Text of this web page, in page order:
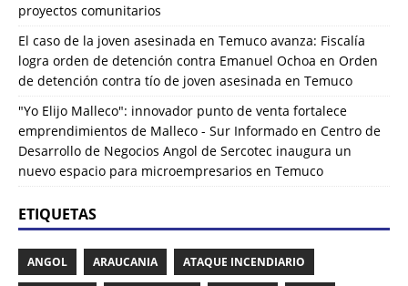
proyectos comunitarios
El caso de la joven asesinada en Temuco avanza: Fiscalía
logra orden de detención contra Emanuel Ochoa en Orden
de detención contra tío de joven asesinada en Temuco
"Yo Elijo Malleco": innovador punto de venta fortalece
emprendimientos de Malleco - Sur Informado en Centro de
Desarrollo de Negocios Angol de Sercotec inaugura un
nuevo espacio para microempresarios en Temuco
ETIQUETAS
ANGOL ARAUCANIA ATAQUE INCENDIARIO